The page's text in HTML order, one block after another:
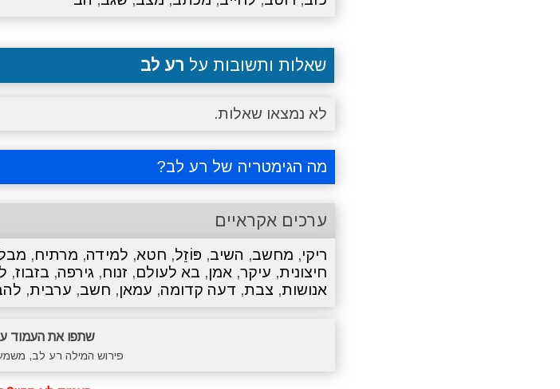
שאלות ותשובות על רע לב
לא נמצאו שאלות.
מה הגימטריה של רע לב?
ערכים אקראיים
ריקי, מחשב, השיב, פּוֹזֵל, חטא, למידה, מרתיח,
חיצונית, עיקר, אמן, בא לעולם, זנוח, גירפה, בזבוז,
אנושות, צבת, דעה קדומה, עמאן, חשב, ערבית,
שתפו את העמוד
פירוש המילה רע לב,